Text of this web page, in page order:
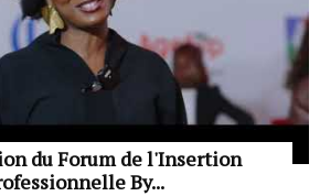
du Forum de l'Insertion
By...